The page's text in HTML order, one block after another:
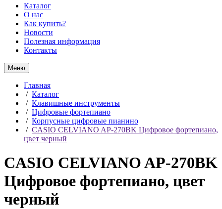
Каталог
О нас
Как купить?
Новости
Полезная информация
Контакты
Меню
Главная
/ Каталог
/ Клавишные инструменты
/ Цифровые фортепиано
/ Корпусные цифровые пианино
/ CASIO CELVIANO AP-270BK Цифровое фортепиано,
цвет черный
CASIO CELVIANO AP-270BK
Цифровое фортепиано, цвет
черный